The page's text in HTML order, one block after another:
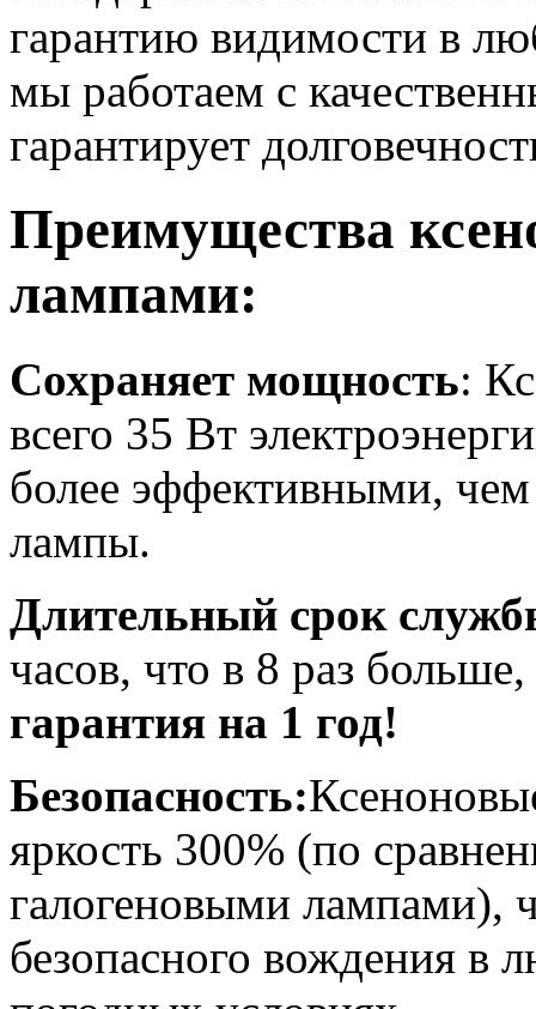
гарантию видимости в
мы работаем с
гарантирует
Преимущества
лампами:
Сохраняет мощность:
всего 35 Вт
более эффективными,
лампы.
Длительный срок
часов, что в 8 раз
гарантия на 1 год!
Безопасность:
яркость 300% (по
галогеновыми лампами),
безопасного вождения в